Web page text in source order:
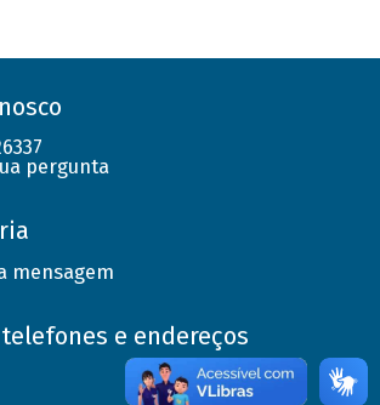
pergunta
mensagem
e endereços